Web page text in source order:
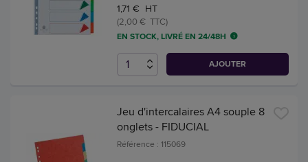
1,71 € HT
(2,00 € TTC)
EN STOCK, LIVRÉ EN 24/48H
AJOUTER
Jeu d'intercalaires A4 souple 8
onglets - FIDUCIAL
Référence : 115069